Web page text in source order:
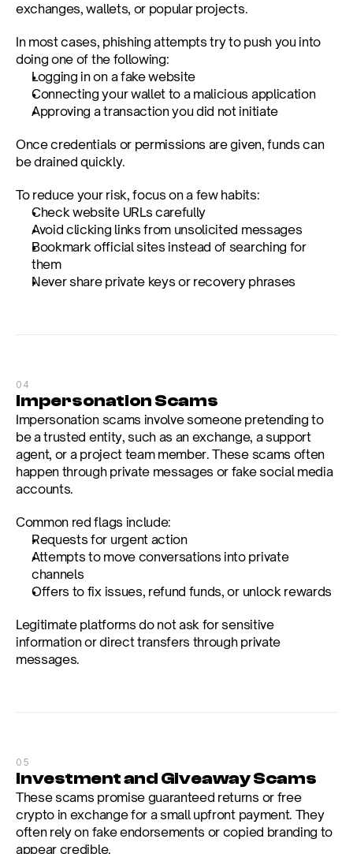
exchanges, wallets, or popular projects.
In most cases, phishing attempts try to push you into
doing one of the following:
Logging in on a fake website
Connecting your wallet to a malicious application
Approving a transaction you did not initiate
Once credentials or permissions are given, funds can
be drained quickly.
To reduce your risk, focus on a few habits:
Check website URLs carefully
Avoid clicking links from unsolicited messages
Bookmark official sites instead of searching for
them
Never share private keys or recovery phrases
04
Impersonation Scams
Impersonation scams involve someone pretending to
be a trusted entity, such as an exchange, a support
agent, or a project team member. These scams often
happen through private messages or fake social media
accounts.
Common red flags include:
Requests for urgent action
Attempts to move conversations into private
channels
Offers to fix issues, refund funds, or unlock rewards
Legitimate platforms do not ask for sensitive
information or direct transfers through private
messages.
05
Investment and Giveaway Scams
These scams promise guaranteed returns or free
crypto in exchange for a small upfront payment. They
often rely on fake endorsements or copied branding to
appear credible.